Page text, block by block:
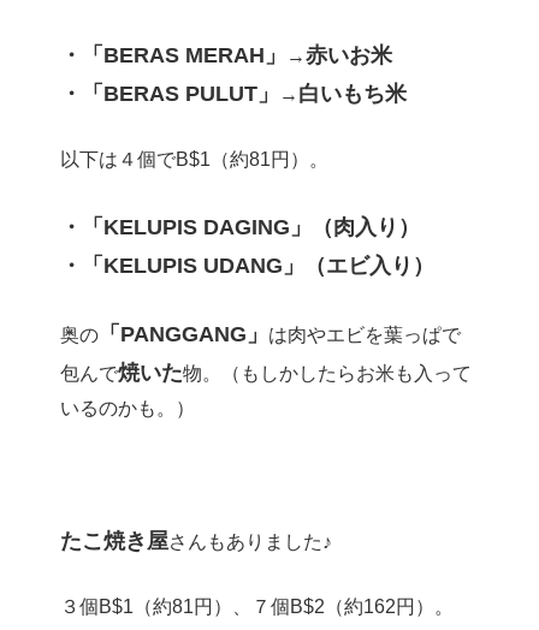
・「BERAS MERAH」 →赤いお米
・「BERAS PULUT」
→ 白いもち米
以下は４個でB$1（約81円）。
・「KELUPIS DAGING」（肉入り）
・「KELUPIS UDANG」（エビ入り）
奥の 「PANGGANG」
は肉やエビを葉っぱで
包んで焼いた物。（もしかしたらお米も入って
いるのかも。）
たこ焼き屋さんもありました♪
３個B$1（約81円）、７個B$2（約162円）。